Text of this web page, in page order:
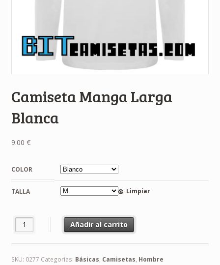
Camiseta Manga Larga
Blanca
9.00 €
COLOR
TALLA Limpiar
Camiseta Manga Larga Blanca cantidad
Añadir al carrito
SKU: 0277 Categorías: Básicas, Camisetas, Hombre